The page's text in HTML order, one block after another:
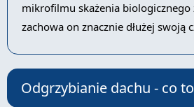
mikrofilmu skażenia biologicznego
zachowa on znacznie dłużej swoją
Odgrzybianie dachu - co